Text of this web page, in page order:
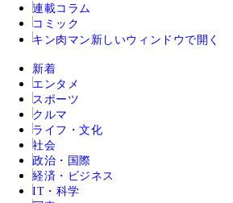
連載コラム
コミック
キン肉マン 新しいウィンドウで開く
新着
エンタメ
スポーツ
クルマ
ライフ・文化
社会
政治・国際
経済・ビジネス
IT・科学